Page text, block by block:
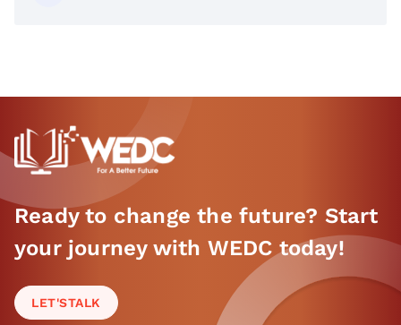
Ready to change the future? Start
your journey with WEDC today!
LET'STALK